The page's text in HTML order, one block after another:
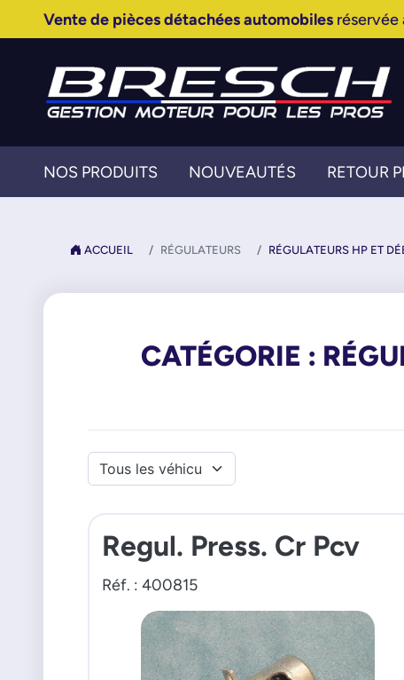
Vente de pièces détachées automobilesréservée
NOS PRODUITS NOUVEAUTÉS RETOUR
ACCUEIL RÉGULATEURS RÉGULATEURS HP ET
CATÉGORIE :
Regul. Press. Cr Pcv
Réf. : 400815